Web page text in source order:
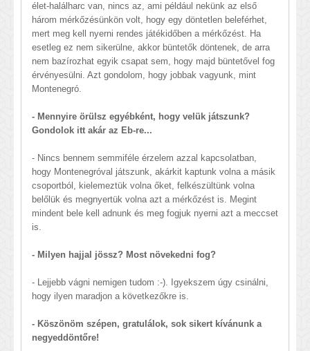
élet-halálharc van, nincs az, ami például nekünk az első
három mérkőzésünkön volt, hogy egy döntetlen beleférhet,
mert meg kell nyerni rendes játékidőben a mérkőzést. Ha
esetleg ez nem sikerülne, akkor büntetők döntenek, de arra
nem bazírozhat egyik csapat sem, hogy majd büntetővel fog
érvényesülni. Azt gondolom, hogy jobbak vagyunk, mint
Montenegró.
- Mennyire örülsz egyébként, hogy velük játszunk?
Gondolok itt akár az Eb-re...
- Nincs bennem semmiféle érzelem azzal kapcsolatban,
hogy Montenegróval játszunk, akárkit kaptunk volna a másik
csoportból, kielemeztük volna őket, felkészültünk volna
belőlük és megnyertük volna azt a mérkőzést is. Megint
mindent bele kell adnunk és meg fogjuk nyerni azt a meccset
is.
- Milyen hajjal jössz? Most növekedni fog?
- Lejjebb vágni nemigen tudom :-). Igyekszem úgy csinálni,
hogy ilyen maradjon a következőkre is.
- Köszönöm szépen, gratulálok, sok sikert kívánunk a
negyeddöntőre!